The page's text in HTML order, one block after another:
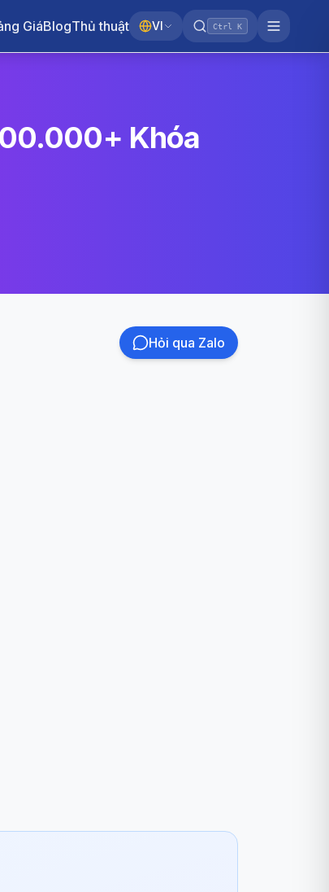
GiáBlogThủ thuật VI Ctrl K
Khóa
Hỏi qua Zalo